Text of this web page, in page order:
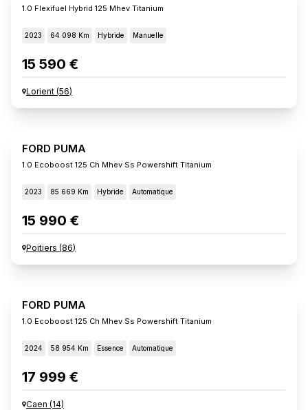
1.0 Flexifuel Hybrid 125 Mhev Titanium
2023 64 098 Km Hybride Manuelle
15 590 €
Lorient (56)
FORD PUMA
1.0 Ecoboost 125 Ch Mhev Ss Powershift Titanium
2023 85 669 Km Hybride Automatique
15 990 €
Poitiers (86)
FORD PUMA
1.0 Ecoboost 125 Ch Mhev Ss Powershift Titanium
2024 58 954 Km Essence Automatique
17 999 €
Caen (14)